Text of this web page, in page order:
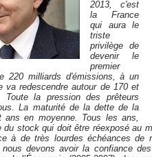
2013, c'est
la France
qui aura le
triste
privilège de
devenir le
premier
220 milliards d'émissions, à un
va redescendre autour de 170 et
la pression des prêteurs
La maturité de la dette de la
en moyenne. Tous les ans,
du stock qui doit être réexposé au
à de très lourdes échéances de
devons avoir la confiance